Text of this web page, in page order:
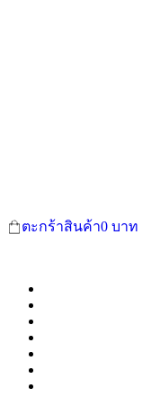
ตะกร้าสินค้า0 บาท